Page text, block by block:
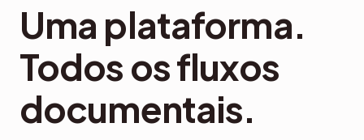
Uma plataforma.
Todos os fluxos
documentais.